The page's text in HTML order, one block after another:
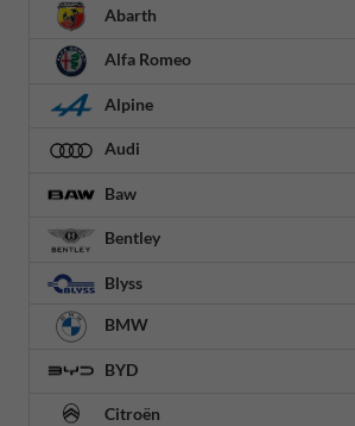
Abarth
Alfa Romeo
Alpine
Audi
Baw
Bentley
Blyss
BMW
BYD
Citroën